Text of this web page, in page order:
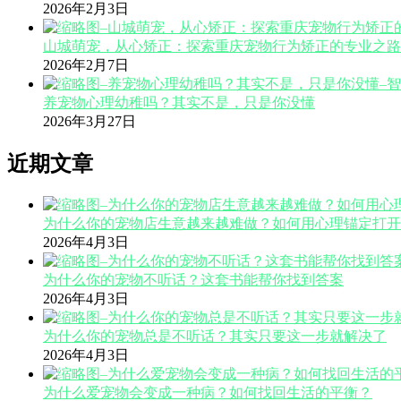
2026年2月3日
山城萌宠，从心矫正：探索重庆宠物行为矫正的专业之路
2026年2月7日
养宠物心理幼稚吗？其实不是，只是你没懂
2026年3月27日
近期文章
为什么你的宠物店生意越来越难做？如何用心理锚定打
2026年4月3日
为什么你的宠物不听话？这套书能帮你找到答案
2026年4月3日
为什么你的宠物总是不听话？其实只要这一步就解决了
2026年4月3日
为什么爱宠物会变成一种病？如何找回生活的平衡？